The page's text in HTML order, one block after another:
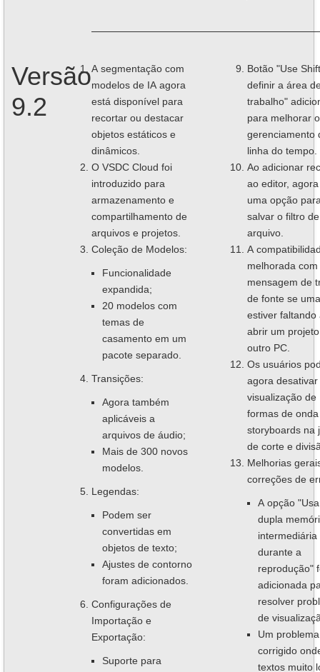
Versão
9.2
A segmentação com
modelos de IA agora
está disponível para
recortar ou destacar
objetos estáticos e
dinâmicos.
O VSDC Cloud foi
introduzido para
armazenamento e
compartilhamento de
arquivos e projetos.
Coleção de Modelos:
Funcionalidade
expandida;
20 modelos com
temas de
casamento em um
pacote separado.
Transições:
Agora também
aplicáveis a
arquivos de áudio;
Mais de 300 novos
modelos.
Legendas:
Podem ser
convertidas em
objetos de texto;
Ajustes de contorno
foram adicionados.
Configurações de
Importação e
Exportação:
Suporte para
Botão "Use
definir a área
trabalho"
para melhorar o
gerenciamento
linha do tempo.
Ao adicionar
ao editor,
uma opção
salvar o filtro de
arquivo.
A
melhorada
mensagem de
de fonte se
estiver faltando
abrir um
outro PC.
Os usuários
agora desativar
visualização de
formas de
storyboards na
de corte e
Melhorias
correções de
A opção
dupla
intermediária
durante a
reprodução"
adicionada
resolver
de
Um
corrigido
textos muito